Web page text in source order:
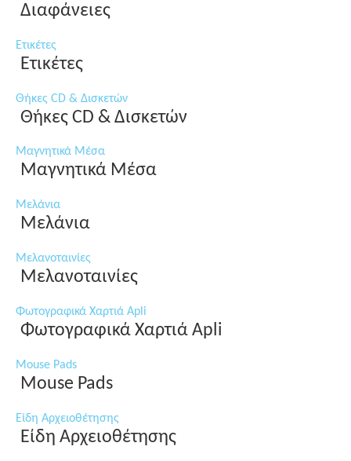
Διαφάνειες
Ετικέτες
Ετικέτες
Θήκες CD & Δισκετών
Θήκες CD & Δισκετών
Μαγνητικά Μέσα
Μαγνητικά Μέσα
Μελάνια
Μελάνια
Μελανοταινίες
Μελανοταινίες
Φωτογραφικά Χαρτιά Apli
Φωτογραφικά Χαρτιά Apli
Mouse Pads
Mouse Pads
Είδη Αρχειοθέτησης
Είδη Αρχειοθέτησης